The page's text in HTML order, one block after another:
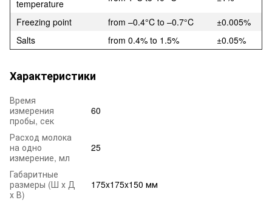
temperature
Freezing point
from –0.4°C to –0.7°C
±0.005%
Salts
from 0.4% to 1.5% ±0.05%
Характеристики
Время
измерения
пробы, сек
60
Расход молока
на одно
измерение, мл
25
Габаритные
размеры (Ш х Д
х В)
175x175x150 мм